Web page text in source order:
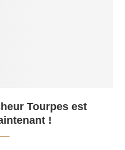
Tourpes est
!